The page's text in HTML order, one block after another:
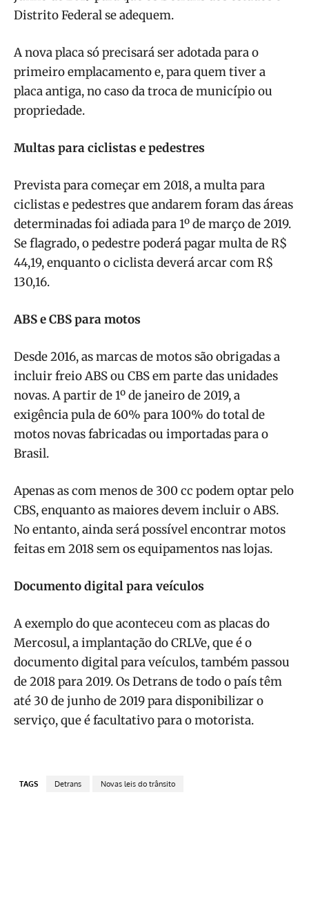
Distrito Federal se adequem.
A nova placa só precisará ser adotada para o
primeiro emplacamento e, para quem tiver a
placa antiga, no caso da troca de município ou
propriedade.
Multas para ciclistas e pedestres
Prevista para começar em 2018, a multa para
ciclistas e pedestres que andarem foram das áreas
determinadas foi adiada para 1º de março de 2019.
Se flagrado, o pedestre poderá pagar multa de R$
44,19, enquanto o ciclista deverá arcar com R$
130,16.
ABS e CBS para motos
Desde 2016, as marcas de motos são obrigadas a
incluir freio ABS ou CBS em parte das unidades
novas. A partir de 1º de janeiro de 2019, a
exigência pula de 60% para 100% do total de
motos novas fabricadas ou importadas para o
Brasil.
Apenas as com menos de 300 cc podem optar pelo
CBS, enquanto as maiores devem incluir o ABS.
No entanto, ainda será possível encontrar motos
feitas em 2018 sem os equipamentos nas lojas.
Documento digital para veículos
A exemplo do que aconteceu com as placas do
Mercosul, a implantação do CRLVe, que é o
documento digital para veículos, também passou
de 2018 para 2019. Os Detrans de todo o país têm
até 30 de junho de 2019 para disponibilizar o
serviço, que é facultativo para o motorista.
TAGS Detrans Novas leis do trânsito